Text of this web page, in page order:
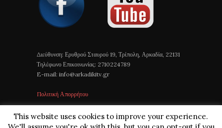
Διεύθυνση: Ερυθρού Σταυρού 19, Τρίπολη, Αρκαδία, 22131
Τηλέφωνο Επικοινωνίας: 2710224789
E-mail: info@arkadikitv.gr
Πολιτική Απορρήτου
This website uses cookies to improve your experience.